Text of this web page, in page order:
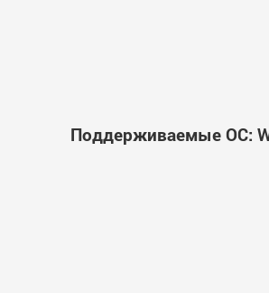
Поддерживаемые ОС: